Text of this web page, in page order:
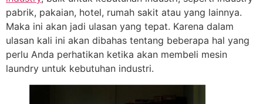
pabrik, pakaian, hotel, rumah sakit atau yang lainnya.
Maka ini akan jadi ulasan yang tepat. Karena dalam
ulasan kali ini akan dibahas tentang beberapa hal yang
perlu Anda perhatikan ketika akan membeli mesin
laundry untuk kebutuhan industri.